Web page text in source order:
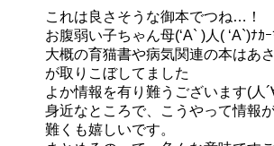
これは良さそうな御本でつね…！
お腹弱い子ちゃん母(‘A` )人( ‘A`)ﾅｶ
大概の育猫書や病気関連の本はあ
が取りこぼしてました
よか情報を有り難うございます(人
身近なところで、こうやって情報
難くも嬉しいです。